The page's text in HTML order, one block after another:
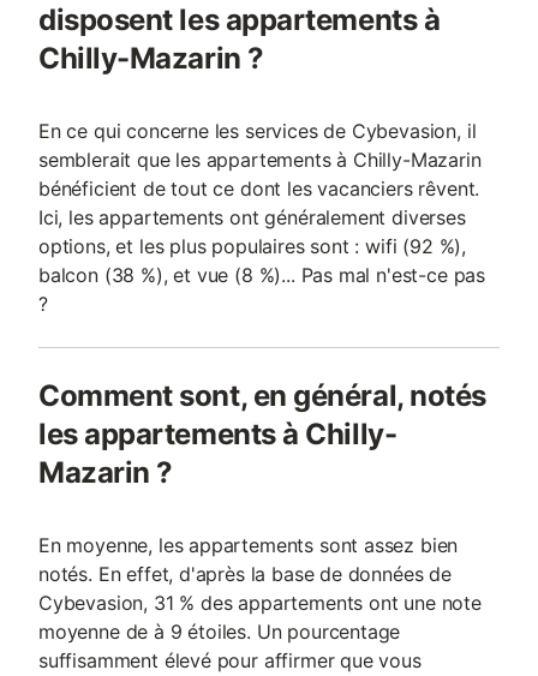
disposent les appartements à
Chilly-Mazarin ?
En ce qui concerne les services de Cybevasion, il
semblerait que les appartements à Chilly-Mazarin
bénéficient de tout ce dont les vacanciers rêvent.
Ici, les appartements ont généralement diverses
options, et les plus populaires sont : wifi (92 %),
balcon (38 %), et vue (8 %)... Pas mal n'est-ce pas
?
Comment sont, en général, notés
les appartements à Chilly-
Mazarin ?
En moyenne, les appartements sont assez bien
notés. En effet, d'après la base de données de
Cybevasion, 31 % des appartements ont une note
moyenne de à 9 étoiles. Un pourcentage
suffisamment élevé pour affirmer que vous